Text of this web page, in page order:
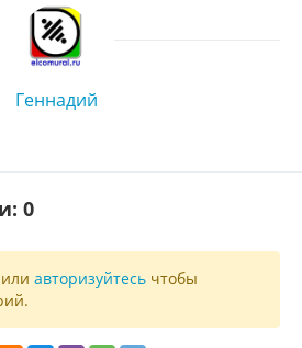
Геннадий
0
или авторизуйтесь чтобы